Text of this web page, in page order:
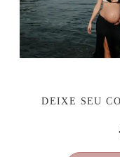
DEIXE SEU